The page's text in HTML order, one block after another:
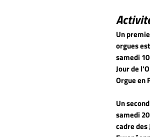
Un
orgues
samedi
Jour de
Orgue en
Un
samedi
cadre des